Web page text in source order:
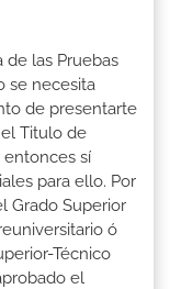
de las Pruebas
se necesita
de presentarte
Titulo de
entonces sí
para ello. Por
Grado Superior
ó
Técnico
el